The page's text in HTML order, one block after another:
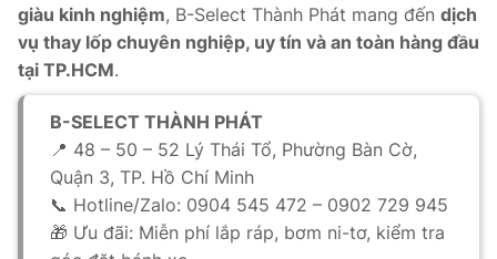
giàu kinh nghiệm, B-Select Thành Phát mang đến dịch
vụ thay lốp chuyên nghiệp, uy tín và an toàn hàng đầu
tại TP.HCM.
B-SELECT THÀNH PHÁT
📍 48 – 50 – 52 Lý Thái Tổ, Phường Bàn Cờ,
Quận 3, TP. Hồ Chí Minh
📞 Hotline/Zalo: 0904 545 472 – 0902 729 945
🎁 Ưu đãi: Miễn phí lắp ráp, bơm ni-tơ, kiểm tra